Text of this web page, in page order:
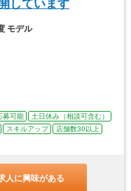
しています
モデル
募可能
土日休み（相談可含む）
スキルアップ
店舗数30以上
人に興味がある